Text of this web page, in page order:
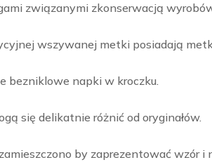
związanymi zkonserwacją
wszywanej metki posiadają
bezniklowe napki w kroczku.
się delikatnie różnić od oryginałów.
by zaprezentować wzór